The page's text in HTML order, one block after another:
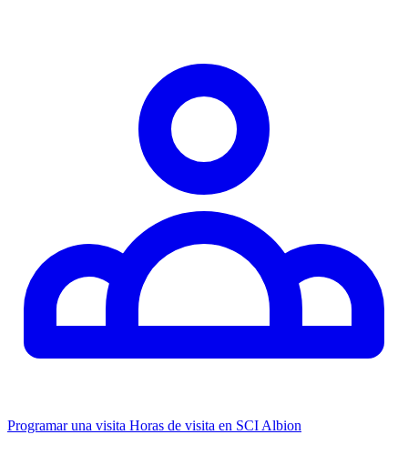
Programar una visita Horas de visita en SCI Albion